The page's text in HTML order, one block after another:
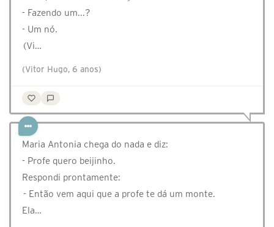
- Fazendo um...?
- Um nó.
(Vi…
(Vitor Hugo, 6 anos)
Maria Antonia chega do nada e diz:
- Profe quero beijinho.
Respondi prontamente:
- Então vem aqui que a profe te dá um monte.
Ela…